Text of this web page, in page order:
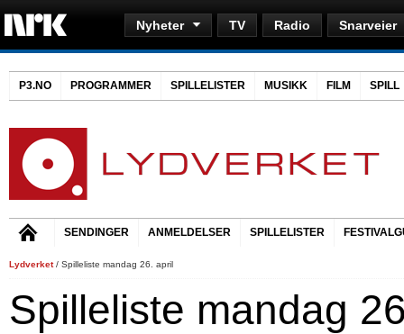
Nyheter TV Radio Snarveier
P3.NO PROGRAMMER SPILLELISTER MUSIKK FILM SPILL
SENDINGER ANMELDELSER SPILLELISTER
Lydverket/ Spilleliste mandag 26. april
Spilleliste mandag